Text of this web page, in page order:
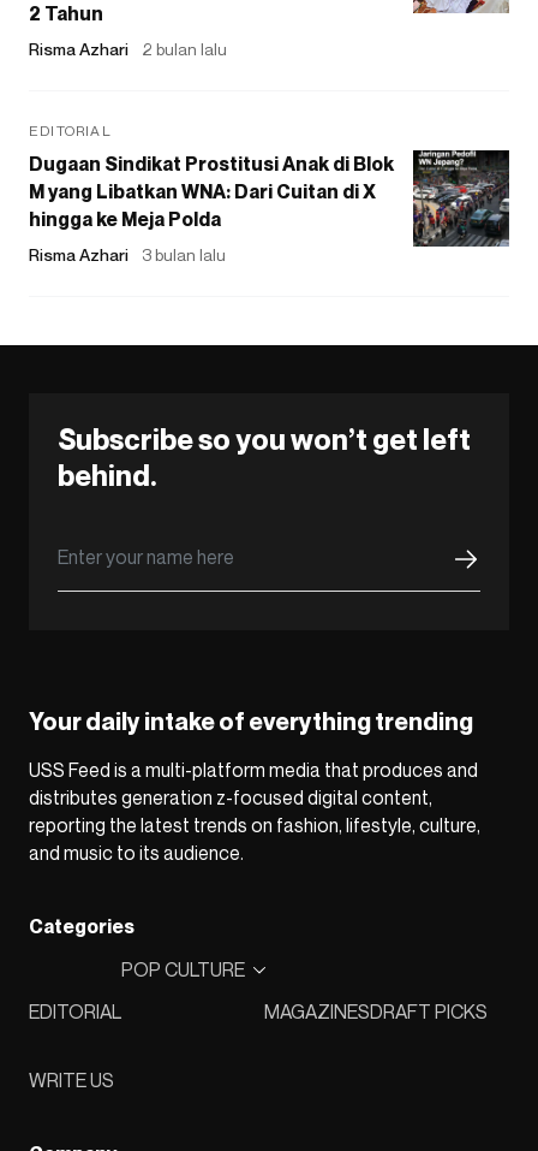
2 Tahun
Risma Azhari 2 bulan lalu
EDITORIAL
Dugaan Sindikat Prostitusi Anak di Blok
M yang Libatkan WNA: Dari Cuitan di X
hingga ke Meja Polda
Risma Azhari 3 bulan lalu
Subscribe so you won’t get left
behind.
Your daily intake of everything trending
USS Feed is a multi-platform media that produces and
distributes generation z-focused digital content,
reporting the latest trends on fashion, lifestyle, culture,
and music to its audience.
Categories
EDITORIAL
POP CULTURE
MAGAZINESDRAFT PICKS
WRITE US